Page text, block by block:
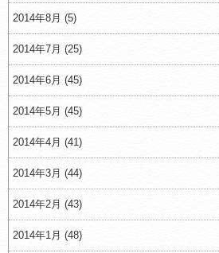
2014年8月 (5)
2014年7月 (25)
2014年6月 (45)
2014年5月 (45)
2014年4月 (41)
2014年3月 (44)
2014年2月 (43)
2014年1月 (48)